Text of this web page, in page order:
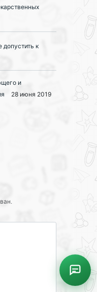
допустить к
и
28 июня 2019